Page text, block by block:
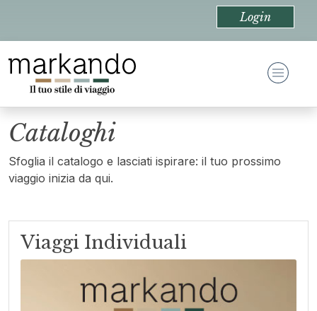
Login
Cataloghi
Sfoglia il catalogo e lasciati ispirare: il tuo prossimo
viaggio inizia da qui.
Viaggi Individuali